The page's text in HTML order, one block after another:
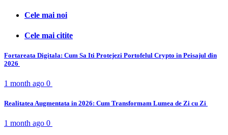
Cele mai noi
Cele mai citite
Fortareata Digitala: Cum Sa Iti Protejezi Portofelul Crypto in Peisajul din
2026
1 month ago 0
Realitatea Augmentata in 2026: Cum Transformam Lumea de Zi cu Zi
1 month ago 0